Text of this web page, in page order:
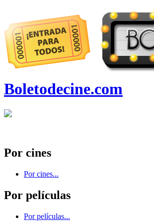
Boletodecine.com
Por cines
Por cines...
Por películas
Por películas...